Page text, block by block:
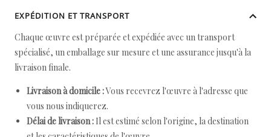
EXPÉDITION ET TRANSPORT
Chaque œuvre est préparée et expédiée avec un transport
spécialisé, un emballage sur mesure et une assurance jusqu'à la
livraison finale.
Livraison à domicile :Vous recevrez l'œuvre à l'adresse que
vous nous indiquerez.
Délai de livraison : Il est estimé selon l'origine, la destination